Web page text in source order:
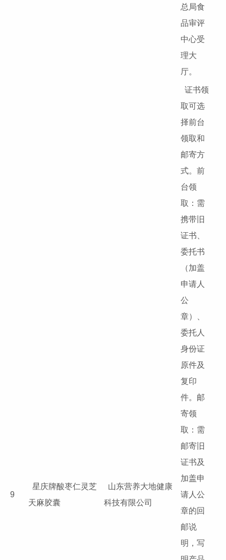
总局食
品审评
中心受
理大
厅。
9
星庆牌酸枣仁灵芝
天麻胶囊
山东营养大地健康
科技有限公司
证书领
取可选
择前台
领取和
邮寄方
式。前
台领
取：需
携带旧
证书、
委托书
（加盖
申请人
公
章）、
委托人
身份证
原件及
复印
件。邮
寄领
取：需
邮寄旧
证书及
加盖申
请人公
章的回
邮说
明，写